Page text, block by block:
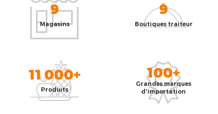
9
Magasins
9
Boutiques traiteur
11 000+
Produits
100+
Grandes marques
d'importation